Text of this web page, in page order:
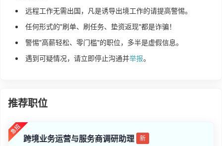
远程工作无需出国，凡是诱导出境工作的请提高警惕。
任何形式的"刷单、刷任务、垫资返现"都是诈骗！
警惕"高薪轻松、零门槛"的职位，多半是虚假信息。
遇到可疑情况，请立即停止沟通并举报。
推荐职位
跨境业务运营与服务商调研助理 新